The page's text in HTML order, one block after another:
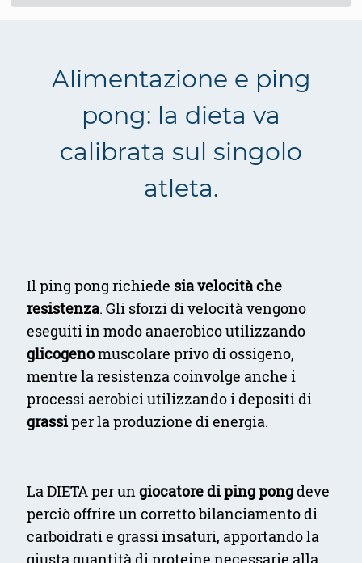
Alimentazione e ping
pong: la dieta va
calibrata sul singolo
atleta.
Il ping pong richiede sia velocità che
resistenza. Gli sforzi di velocità vengono
eseguiti in modo anaerobico utilizzando
glicogenomuscolare privo di ossigeno,
mentre la resistenza coinvolge anche i
processi aerobici utilizzando i depositi di
grassiper la produzione di energia.
La DIETA per ungiocatore di ping pongdeve
perciò offrire un corretto bilanciamento di
carboidrati e grassi insaturi, apportando la